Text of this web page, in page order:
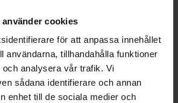
cookies
för att anpassa innehållet
användarna, tillhandahålla funktioner
analysera vår trafik. Vi
sådana identifierare och annan
enhet till de sociala medier och
brytas ner i en deponi
har mjuka och mycket
borst vilket gör att de lätt
håret och tar bort all typ av
slitage och ömmande
mjuka plopparna uppe på